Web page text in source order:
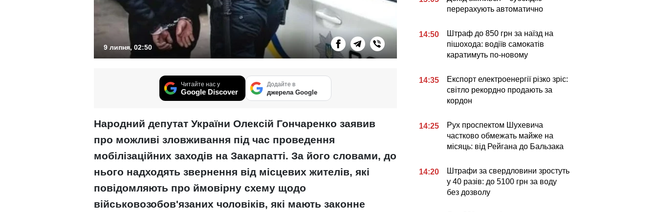
9 липня, 02:50
Читайте нас у
Google Discover
Додайте в
джерела Google
Народний депутат України Олексій Гончаренко заявив
про можливі зловживання під час проведення
мобілізаційних заходів на Закарпатті. За його словами, до
нього надходять звернення від місцевих жителів, які
повідомляють про ймовірну схему щодо
військовозобов'язаних чоловіків, які мають законне
перерахують автоматично
14:50
Штраф до 850 грн за наїзд на
пішохода: водіїв самокатів
каратимуть по-новому
14:35
Експорт електроенергії різко зріс:
світло рекордно продають за
кордон
14:25
Рух проспектом Шухевича
частково обмежать майже на
місяць: від Рейгана до Бальзака
14:20
Штрафи за свердловини зростуть
у 40 разів: до 5100 грн за воду
без дозволу